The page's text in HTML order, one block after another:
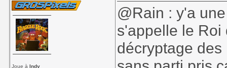
Joue àIndy
@Rain : y'a
s'appelle le Roi
décryptage